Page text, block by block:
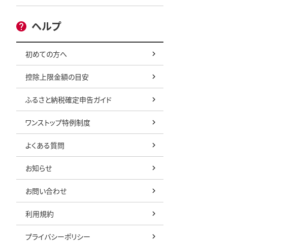
ヘルプ
初めての方へ
控除上限金額の目安
ふるさと納税確定申告ガイド
ワンストップ特例制度
よくある質問
お知らせ
お問い合わせ
利用規約
プライバシーポリシー